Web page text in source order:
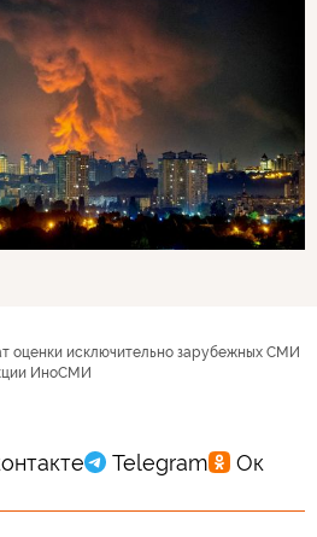
исключительно зарубежных СМИ
ИноСМИ